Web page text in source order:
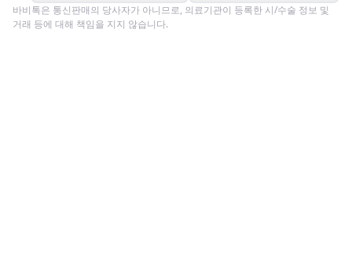
바비톡은 통신판매의 당사자가 아니므로, 의료기관이 등록한 시/수술 정보 및
거래 등에 대해 책임을 지지 않습니다.